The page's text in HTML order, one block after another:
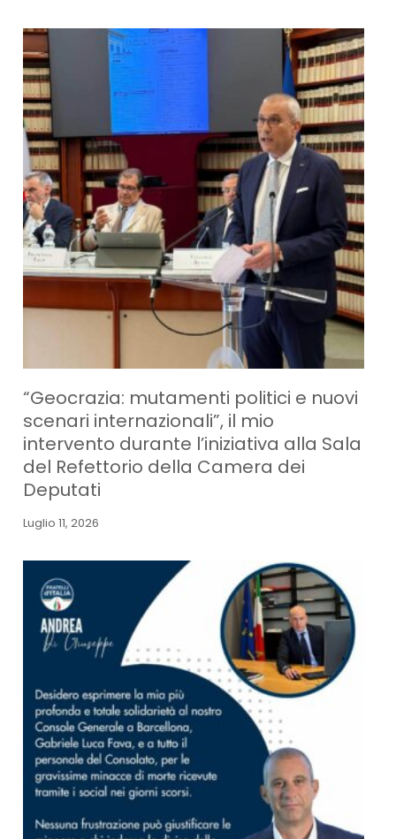
“Geocrazia: mutamenti politici e nuovi
scenari internazionali”, il mio
intervento durante l’iniziativa alla Sala
del Refettorio della Camera dei
Deputati
Luglio 11, 2026